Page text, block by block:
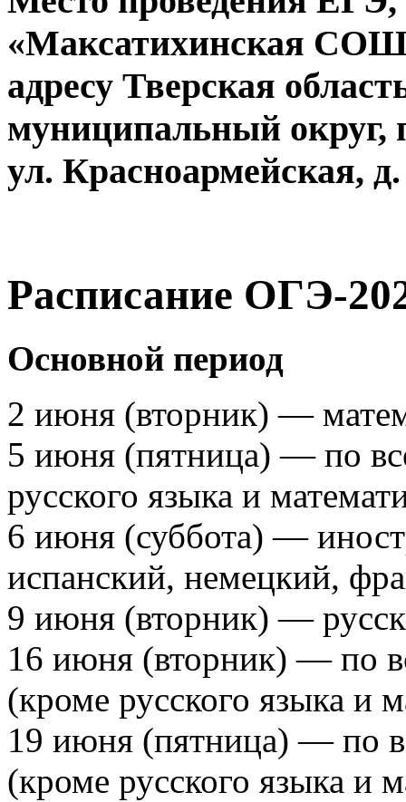
«Максатихинская
адресу Тверская
муниципальный округ,
ул. Красноармейская,
Расписание ОГЭ-
Основной период
2 июня (вторник) —
5 июня (пятница) — по
русского языка и
6 июня (суббота) —
испанский, немецкий,
9 июня (вторник) —
16 июня (вторник) — по
(кроме русского языка и
19 июня (пятница) — по
(кроме русского языка и